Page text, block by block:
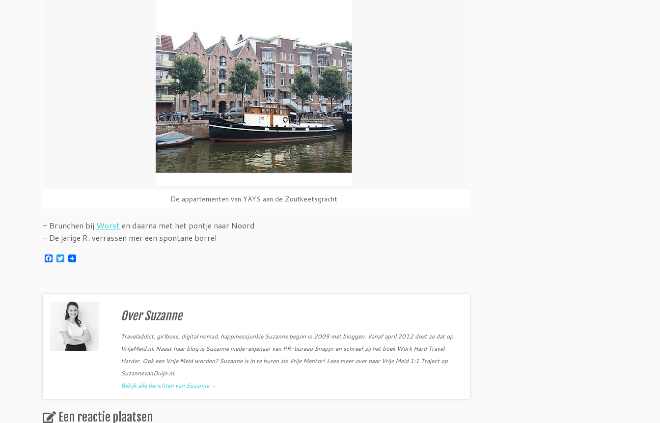
De appartementen van YAYS aan de Zoutkeetsgracht
– Brunchen bij Worsten daarna met het pontje naar Noord
– De jarige R. verrassen mer een spontane borrel
F
o
T
w
e
r
Over Suzanne
Traveladdict, girlboss, digital nomad, happinessjunkie Suzanne begon in 2009 met bloggen. Vanaf april 2012 doet ze dat op
VrijeMeid.nl. Naast haar blog is Suzanne mede-eigenaar van PR-bureau Snappr en schreef zij het boek Work Hard Travel
Harder. Ook een Vrije Meid worden? Suzanne is in te huren als Vrije Mentor! Lees meer over haar Vrije Meid 1:1 Traject op
SuzannevanDuijn.nl.
Bekijk alle berichten van Suzanne →
Een reactie plaatsen